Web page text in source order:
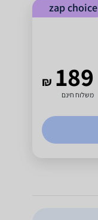
zap choice
₪ 189
משלוח חינם